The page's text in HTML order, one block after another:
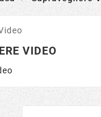
VIDEO